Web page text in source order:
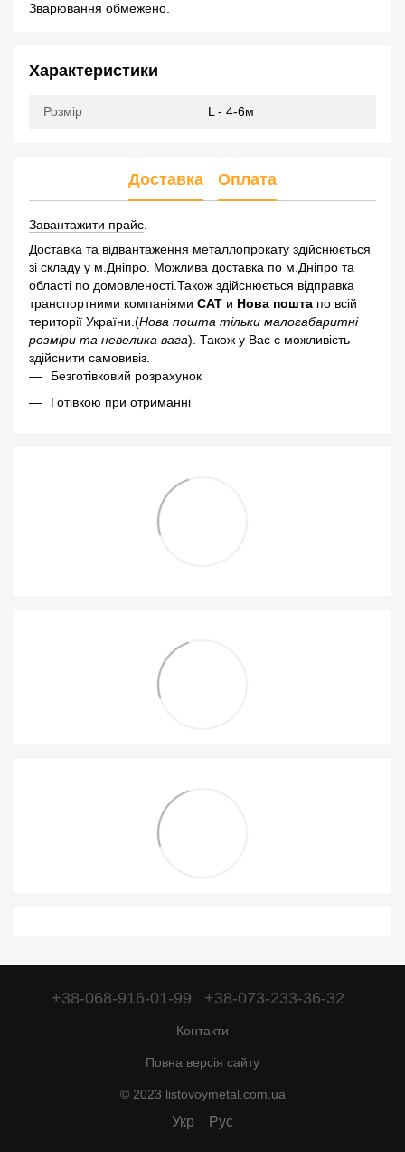
Зварювання обмежено.
Характеристики
Розмір L - 4-6м
Доставка Оплата
Завантажити прайс
Доставка та відвантаження металлопрокату здійснюється
зі складу у м.Дніпро. Можлива доставка по м.Дніпро та
області по домовленості.Також здійснюється відправка
транспортними компаніями САТ и Нова пошта по всій
території України.(Нова пошта тільки малогабаритні
розміри та невелика вага). Також у Вас є можливість
здійснити самовивіз.
Безготівковий розрахунок
Готівкою при отриманні
+38-068-916-01-99 +38-073-233-36-32
Контакти
Повна версія сайту
© 2023 listovoymetal.com.ua
Укр Рус